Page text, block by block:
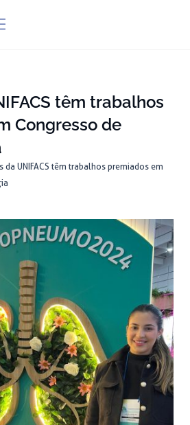
têm trabalhos
Congresso de
da UNIFACS têm trabalhos premiados em